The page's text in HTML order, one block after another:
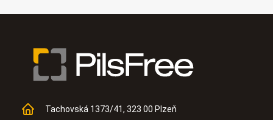
Tachovská 1373/41, 323 00 Plzeň